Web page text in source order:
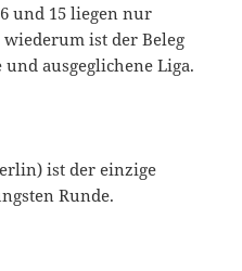
und 15 liegen nur
wiederum ist der Beleg
ausgeglichene Liga.
ist der einzige
Runde.